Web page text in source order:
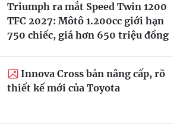
Triumph ra mắt Speed Twin 1200
TFC 2027: Môtô 1.200cc giới hạn
750 chiếc, giá hơn 650 triệu đồng
Innova Cross bản nâng cấp, rõ
thiết kế mới của Toyota